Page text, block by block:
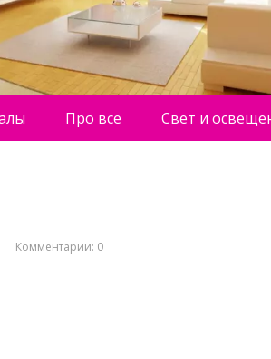
Про все Свет и
Комментарии: 0